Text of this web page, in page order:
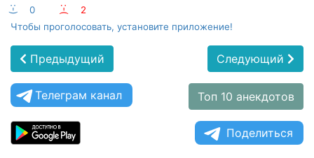
:-) 0 :-(
2
Чтобы проголосовать, установите приложение!
Предыдущий Следующий
Телеграм канал Топ 10 анекдотов
Поделиться